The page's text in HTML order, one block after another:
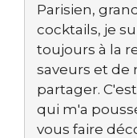
Parisien,
cocktails, je
toujours à la
saveurs et de
partager.
qui m'a
vous faire